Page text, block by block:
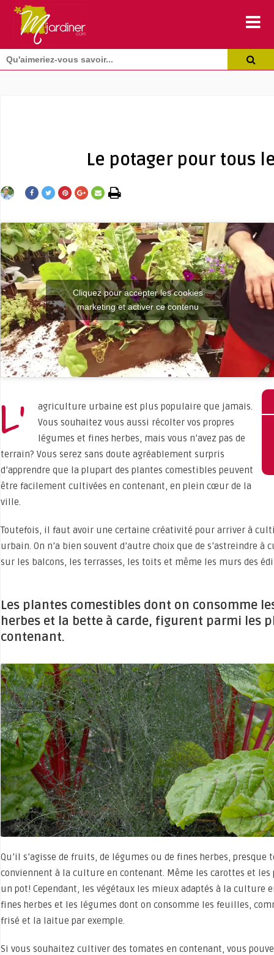
Le potager pour tous
Cliquez pour accepter les cookies
marketing et activer ce contenu
L’
agriculture urbaine est plus populaire que jamais.
Vous souhaitez vous aussi récolter vos propres
légumes et fines herbes, mais vous n’avez pas de
terrain? Vous serez sans doute agréablement surpris
d’apprendre que la plupart des plantes comestibles peuvent
être facilement cultivées en contenant, en plein cœur de la
ville.
Toutefois, il faut avoir une certaine créativité pour arriver à
urbain. On n’a bien souvent d’autre choix que de s’astreindre
sur les balcons, les terrasses, les toits et même les murs des
Les plantes comestibles dont on consomme
herbes et la bette à carde, figurent parmi les
contenant.
Qu’il s’agisse de fruits, de légumes ou de fines herbes,
conviennent à la culture en contenant. Même les carottes et les
un pot! Cependant, les végétaux les mieux adaptés à la culture
fines herbes et les légumes dont on consomme les feuilles,
frisé et la laitue par exemple.
Si vous souhaitez cultiver des tomates en contenant, vous